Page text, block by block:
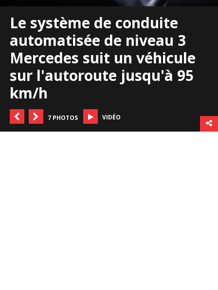
Le système de conduite
automatisée de niveau 3
Mercedes suit un véhicule
sur l'autoroute jusqu'à 95
km/h
7 PHOTOS VIDÉO